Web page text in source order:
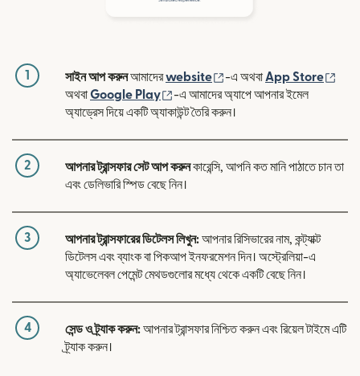
1 সাইন আপ করুনআমাদেরwebsite (নতুন উইন্ডোতে খুলবে)
-এ অথবা App Store
অথবাGoogle Play (নতুন উইন্ডোতে খুলবে)
-এ আমাদের অ্যাপে আপনার ইমেল
অ্যাড্রেস দিয়ে একটি অ্যাকাউন্ট তৈরি করুন।
2 আপনার ট্রান্সফার সেট আপ করুনকারেন্সি, আপনি কত মানি পাঠাতে চান তা
এবং ডেলিভারি স্পিড বেছে নিন।
3 আপনার ট্রান্সফারের ডিটেলস লিখুন:আপনার রিসিভারের নাম, কন্ট্যাক্ট
ডিটেলস এবং ব্যাংক বা পিকআপ ইনফরমেশন দিন। অস্ট্রেলিয়া-এ
অ্যাভেলেবল পেমেন্ট মেথডগুলোর মধ্যে থেকে একটি বেছে নিন।
4 সেন্ড ও ট্র্যাক করুন:আপনার ট্রান্সফার নিশ্চিত করুন এবং রিয়েল টাইমে এটি
ট্র্যাক করুন।